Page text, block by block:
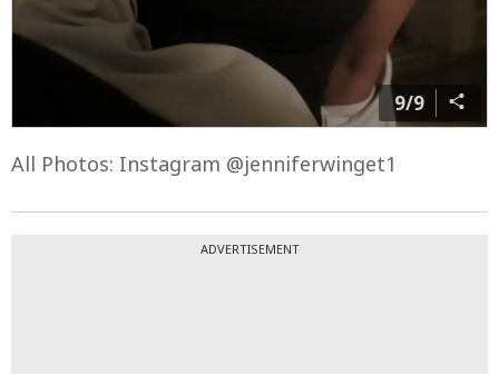
9/9
All Photos: Instagram @jenniferwinget1
ADVERTISEMENT